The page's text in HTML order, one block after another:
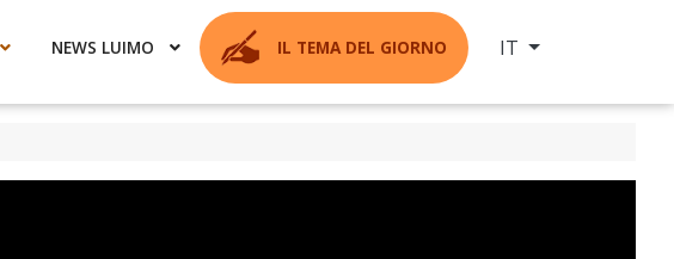
NEWS LUIMO IL TEMA DEL GIORNO Seleziona la tua
IT